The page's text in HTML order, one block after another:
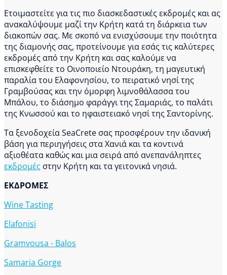
Ετοιμαστείτε για τις πιο διασκεδαστικές εκδρομές και ας
ανακαλύψουμε μαζί την Κρήτη κατά τη διάρκεια των
διακοπών σας. Με σκοπό να ενισχύσουμε την ποιότητα
της διαμονής σας, προτείνουμε για εσάς τις καλύτερες
εκδρομές από την Κρήτη και σας καλούμε να
επισκεφθείτε το Οινοποιείο Ντουράκη, τη μαγευτική
παραλία του Ελαφονησίου, το πειρατικό νησί της
Γραμβούσας και την όμορφη λιμνοθάλασσα του
Μπάλου, το διάσημο φαράγγι της Σαμαριάς, το παλάτι
της Κνωσσού και το ηφαιστειακό νησί της Σαντορίνης.
Τα ξενοδοχεία SeaCrete σας προσφέρουν την ιδανική
βάση για περιηγήσεις στα Χανιά και τα κοντινά
αξιοθέατα καθώς και μια σειρά από ανεπανάληπτες
εκδρομές στην Κρήτη και τα γειτονικά νησιά.
ΕΚΔΡΟΜΕΣ
Wine Tasting
Elafonisi
Gramvousa - Balos
Samaria Gorge